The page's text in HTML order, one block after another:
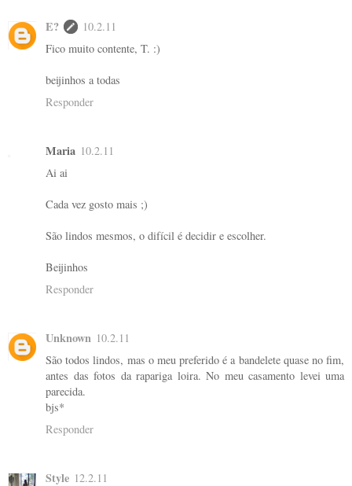
E?
10.2.11
Fico muito contente, T. :)
beijinhos a todas
Responder
Maria 10.2.11
Ai ai
Cada vez gosto mais ;)
São lindos mesmos, o difícil é decidir e escolher.
Beijinhos
Responder
Unknown 10.2.11
São todos lindos, mas o meu preferido é a bandelete quase no fim,
antes das fotos da rapariga loira. No meu casamento levei uma
parecida.
bjs*
Responder
Style 12.2.11